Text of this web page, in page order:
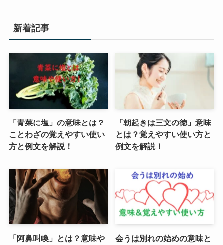
新着記事
「青菜に塩」の意味とは？
ことわざの覚えやすい使い
方と例文を解説！
「朝起きは三文の徳」意味
とは？覚えやすい使い方と
例文を解説！
「阿鼻叫喚」とは？意味や
会うは別れの始めの意味と